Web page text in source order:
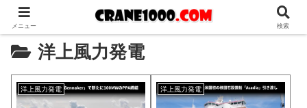
洋上風力発電
洋上風力発電 洋上風力発電
メニュー 検索